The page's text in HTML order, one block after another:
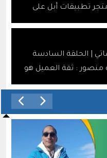
تطبيقات أبل على
| الحلقة السادسة
: ثقة العميل هو
بخمسات